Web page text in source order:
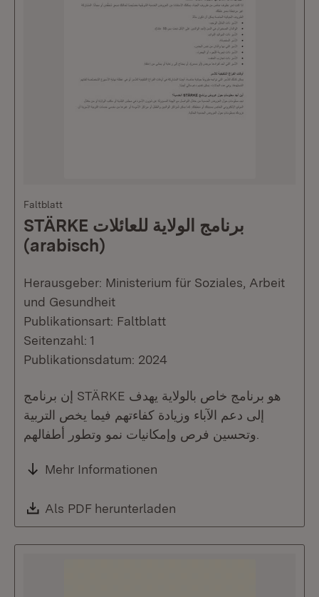
Faltblatt
STÄRKE برنامج الولاية للعائلات
(arabisch)
Herausgeber: Ministerium für Soziales, Arbeit
und Gesundheit
Publikationsart: Faltblatt
Seitenzahl: 1
Publikationsdatum: 2024
إن برنامج STÄRKE هو برنامج خاص بالولاية يهدف
إلى دعم الآباء وزيادة كفاءتهم فيما يخص التربية
وتحسين فرص وإمكانيات نمو وتطور أطفالهم.
Mehr Informationen
Download:
Als PDF herunterladen